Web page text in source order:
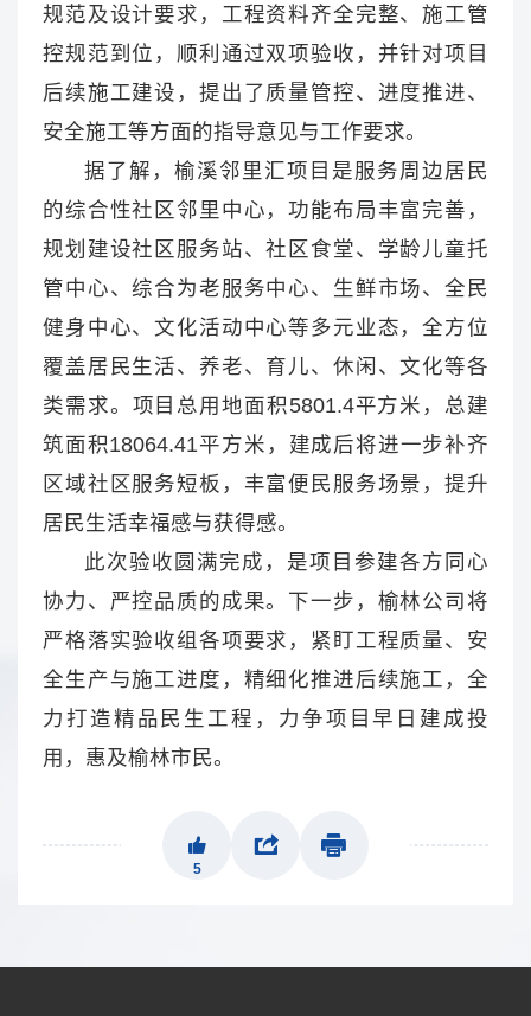
规范及设计要求，工程资料齐全完整、施工管
控规范到位，顺利通过双项验收，并针对项目
后续施工建设，提出了质量管控、进度推进、
安全施工等方面的指导意见与工作要求。
据了解，榆溪邻里汇项目是服务周边居民
的综合性社区邻里中心，功能布局丰富完善，
规划建设社区服务站、社区食堂、学龄儿童托
管中心、综合为老服务中心、生鲜市场、全民
健身中心、文化活动中心等多元业态，全方位
覆盖居民生活、养老、育儿、休闲、文化等各
类需求。项目总用地面积5801.4平方米，总建
筑面积18064.41平方米，建成后将进一步补齐
区域社区服务短板，丰富便民服务场景，提升
居民生活幸福感与获得感。
此次验收圆满完成，是项目参建各方同心
协力、严控品质的成果。下一步，榆林公司将
严格落实验收组各项要求，紧盯工程质量、安
全生产与施工进度，精细化推进后续施工，全
力打造精品民生工程，力争项目早日建成投
用，惠及榆林市民。
5